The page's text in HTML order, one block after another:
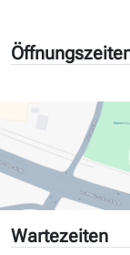
Wartezeiten